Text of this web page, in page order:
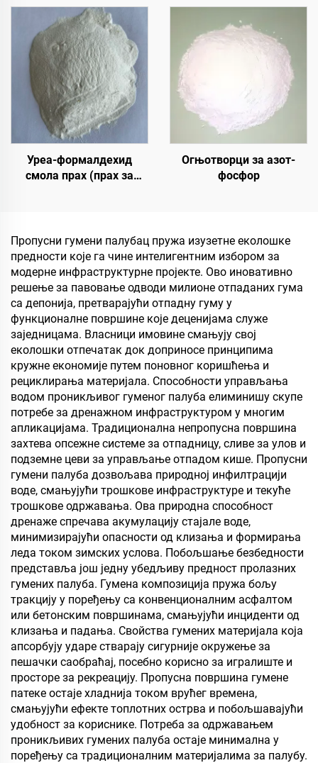
кристални камен,
камени тепих за
комерцијалне и
стамбене објекте
материјало за растворе
паковања за производе
као што су чај, кафа,
ореви, чоколаде, пецири
Уреа-формалдехид
смола прах (прах за
плоча, укључујући
вишеслојни фалекар,
фини дрвени панел, еко-
плочу, фалеран
партикулски плочу итд.
Огњотворци за азот-
фосфор
Пропусни гумени палубац пружа изузетне еколошке
предности које га чине интелигентним избором за
модерне инфраструктурне пројекте. Ово иновативно
решење за павовање одводи милионе отпаданих гума
са депонија, претварајући отпадну гуму у
функционалне површине које деценијама служе
заједницама. Власници имовине смањују свој
еколошки отпечатак док доприносе принципима
кружне економије путем поновног коришћења и
рециклирања материјала. Способности управљања
водом проникљивог гуменог палуба елиминишу скупе
потребе за дренажном инфраструктуром у многим
апликацијама. Традиционална непропусна површина
захтева опсежне системе за отпадницу, сливе за улов и
подземне цеви за управљање отпадом кише. Пропусни
гумени палуба дозвољава природној инфилтрацији
воде, смањујући трошкове инфраструктуре и текуће
трошкове одржавања. Ова природна способност
дренаже спречава акумулацију стајале воде,
минимизирајући опасности од клизања и формирања
леда током зимских услова. Побољшање безбедности
представља још једну убедљиву предност пролазних
гумених палуба. Гумена композиција пружа бољу
тракцију у поређењу са конвенционалним асфалтом
или бетонским површинама, смањујући инциденти од
клизања и падања. Свойства гумених материјала која
апсорбују ударе стварају сигурније окружење за
пешачки саобраћај, посебно корисно за игралиште и
просторе за рекреацију. Пропусна површина гумене
патеке остаје хладнија током врућег времена,
смањујући ефекте топлотних острва и побољшавајући
удобност за кориснике. Потреба за одржавањем
проникљивих гумених палуба остаје минимална у
поређењу са традиционалним материјалима за палубу.